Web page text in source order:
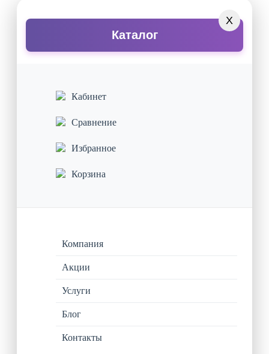
X
Каталог
Кабинет
Сравнение
Избранное
Корзина
Компания
Акции
Услуги
Блог
Контакты